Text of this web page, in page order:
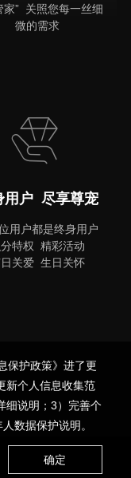
家” 关照您每一丝细
微的需求
用户 尽享尊宠
用户都是终身用户
特权 精彩活动
关爱 生日关怀
保护政策》进了更
新个人信息收集范
细说明；3）完善个
数据保护说明。
确定